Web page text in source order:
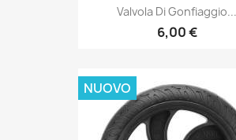
Valvola Di Gonfiaggio...
6,00 €
NUOVO